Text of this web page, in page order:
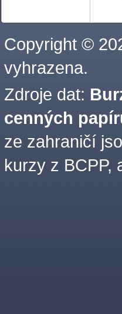
Copyright ©
vyhrazena.
Zdroje dat:
cenných
ze zahraničí
kurzy z BCPP,